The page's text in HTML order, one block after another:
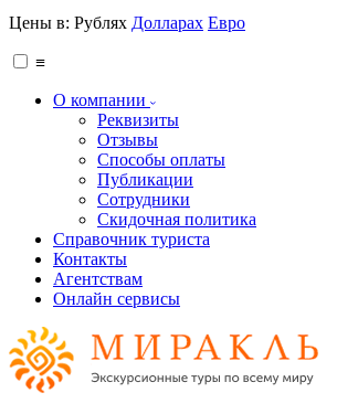
Цены в: Рублях Долларах Евро
≡
О компании
Реквизиты
Отзывы
Способы оплаты
Публикации
Сотрудники
Скидочная политика
Справочник туриста
Контакты
Агентствам
Онлайн сервисы